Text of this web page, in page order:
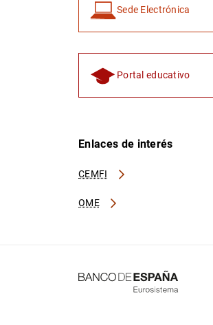
Sede Electrónica
Portal educativo
Enlaces de interés
CEMFI
OME